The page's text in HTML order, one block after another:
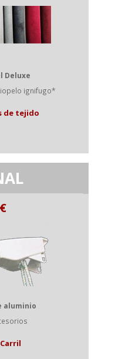
Deluxe
ignifugo*
de tejido
aluminio